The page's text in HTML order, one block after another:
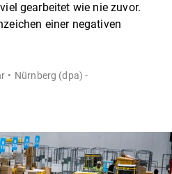
gearbeitet wie nie zuvor.
einer negativen
Nürnberg (dpa) -